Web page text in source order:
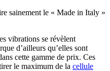
sainement le « Made in Italy »
vibrations se révèlent
d’ailleurs qu’elles sont
cette gamme de prix. Ces
le maximum de la cellule